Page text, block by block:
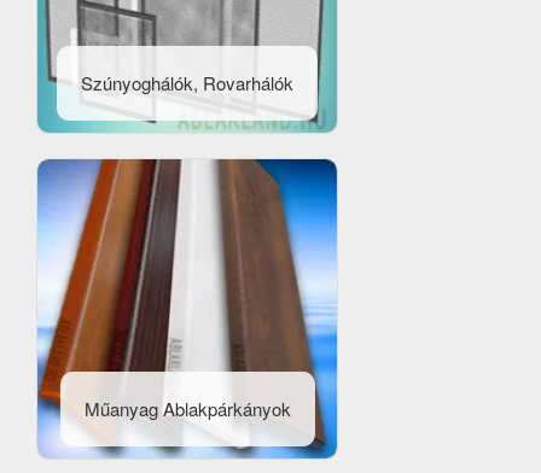
Szúnyoghálók, Rovarhálók
Műanyag Ablakpárkányok